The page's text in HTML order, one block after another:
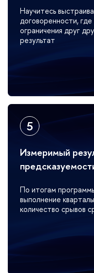
Научитесь
договоренности,
ограничения друг
результат
Измеримый
По итогам
ыполнение
количество срывов